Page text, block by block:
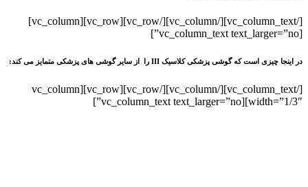
[/vc_column_text][/vc_column][/vc_row][vc_row][vc_column]
[vc_column_text text_larger=”no”]
در اینجا چیزی است که گوشی پزشکی کلاسیک III را از سایر گوشی های پزشکی متمایز می کند:
[/vc_column_text][/vc_column][/vc_row][vc_row][vc_column
width=”1/3″][vc_column_text text_larger=”no”]